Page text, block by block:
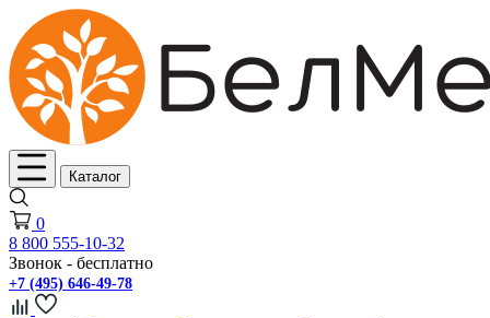
Каталог
0
8 800 555-10-32
Звонок - бесплатно
+7 (495) 646-49-78